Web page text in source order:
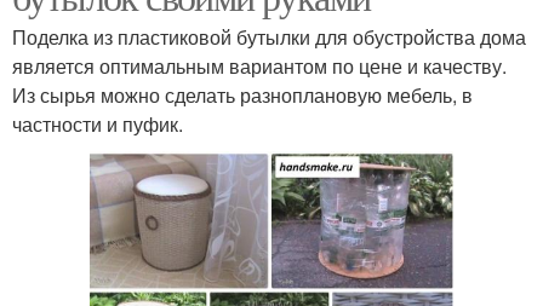
Поделка из пластиковой бутылки для обустройства дома
является оптимальным вариантом по цене и качеству.
Из сырья можно сделать разноплановую мебель, в
частности и пуфик.